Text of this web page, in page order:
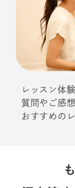
レッスン体
質問やご感
おすすめの